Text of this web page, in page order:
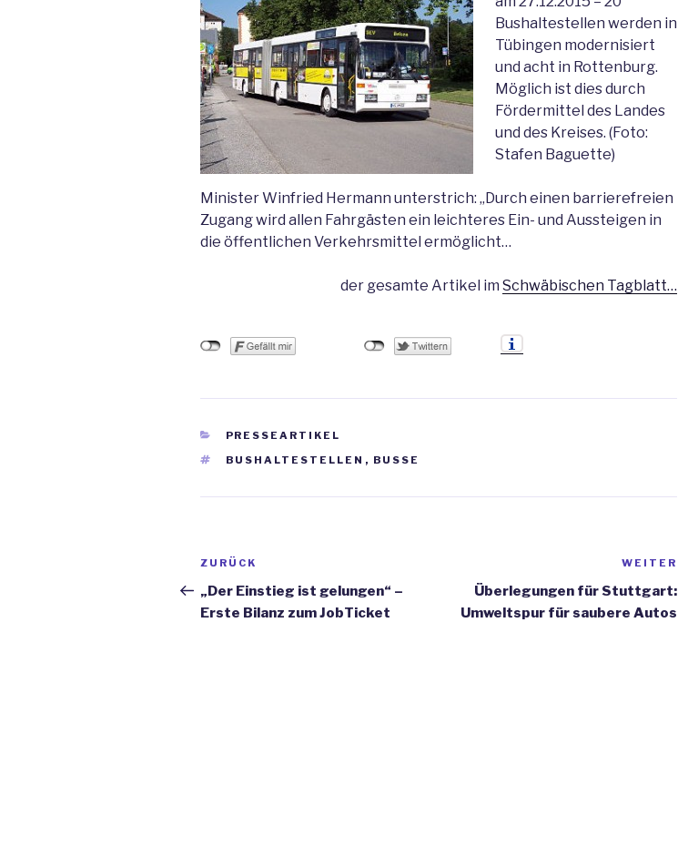
Bushaltestellen werden in
Tübingen modernisiert
und acht in Rottenburg.
Möglich ist dies durch
Fördermittel des Landes
und des Kreises. (Foto:
Stafen Baguette)
Minister Winfried Hermann unterstrich: „Durch einen barrierefreien
Zugang wird allen Fahrgästen ein leichteres Ein- und Aussteigen in
die öffentlichen Verkehrsmittel ermöglicht…
der gesamte Artikel imSchwäbischen Tagblatt…
KATEGORIEN
PRESSEARTIKEL
SCHLAGWÖRTER
BUSHALTESTELLEN , BUSSE
Beitrags-
Navigation
Vorheriger
Beitrag
ZURÜCK
„Der Einstieg ist gelungen“ –
Erste Bilanz zum JobTicket
WEITER
Überlegungen für Stuttgart:
Umweltspur für saubere Autos